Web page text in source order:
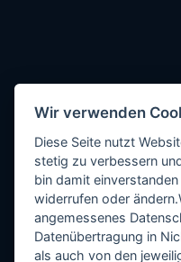
Wir verwenden
Diese Seite nutzt
stetig zu verbessern
bin damit
widerrufen oder
angemessenes
Datenübertragung in
als auch von den